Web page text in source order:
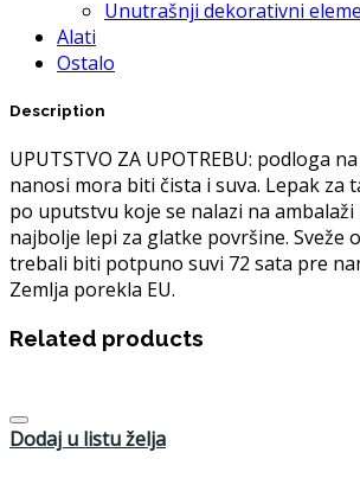
Unutrašnji dekorativni
Alati
Ostalo
Description
UPUTSTVO ZA UPOTREBU: podloga
nanosi mora biti čista i suva. Lepak za
po uputstvu koje se nalazi na ambalaži
najbolje lepi za glatke površine. Sveže
trebali biti potpuno suvi 72 sata pre
Zemlja porekla EU.
Related products
Dodaj u listu želja